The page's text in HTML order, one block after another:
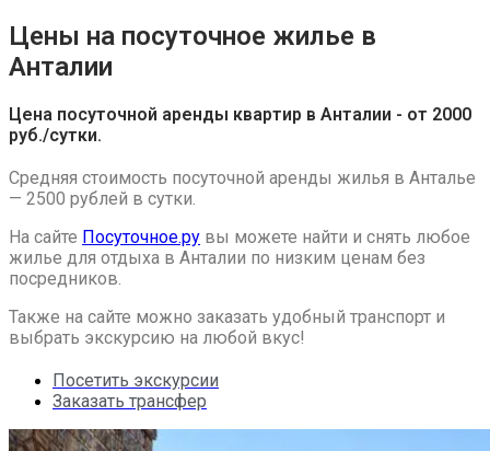
Цены на посуточное жилье в
Анталии
Цена посуточной аренды квартир в Анталии - от 2000
руб./сутки.
Средняя стоимость посуточной аренды жилья в Анталье
— 2500 рублей в сутки.
На сайте Посуточное.ру вы можете найти и снять любое
жилье для отдыха в Анталии по низким ценам без
посредников.
Также на сайте можно заказать удобный транспорт и
выбрать экскурсию на любой вкус!
Посетить экскурсии
Заказать трансфер